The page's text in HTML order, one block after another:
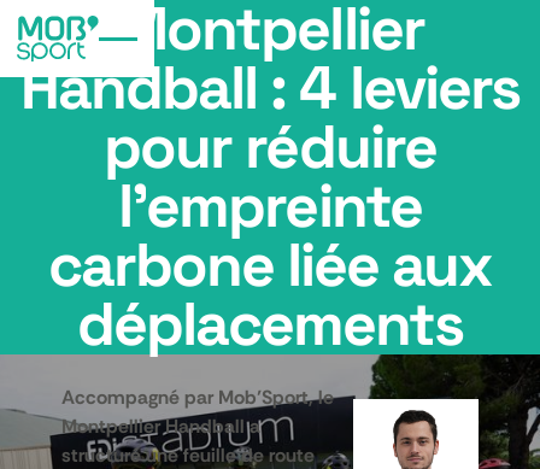
Montpellier
Handball : 4 leviers
pour réduire
l’empreinte
carbone liée aux
déplacements
Accompagné par Mob’Sport, le
Montpellier Handball a
structuré une feuille de route